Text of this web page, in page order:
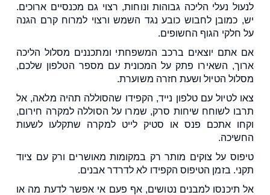
לנעול נעלי הליכה גבוהות ונוחות, רצוי גם מכנסיים ארוכים.
יש, כמובן לחבוש כובע נגד השמש ורצוי למרוח קרם הגנה
על חלקי הגוף החשופים.
אם אתם יוצאים ברכב המשפחתי ומתכננים מסלול הליכה
ארוך, השאירו פתק על המכונית עם מספר הטלפון שלכם,
מסלול הטיול ושעת חזרה משוערת.
צאו לטיול עם טלפון נייד, הקפידו שהסוללה תהיה מלאה, אל
תרבו לשוחח שיחות סרק, שמרו על הסוללה למקרה חירום,
וקחו אתכם פנס או סטיק לייט למקרה שתקלעו לשעות
החשיכה.
טיפוס על צוקים מותר רק במקומות מאושרים ורק עם ציוד
תקני. בזמן הטיפוס הקפידו לא לדרדר אבנים.
אל תיכנסו למבנים נטושים, אף פעם אי אפשר לדעת מה או